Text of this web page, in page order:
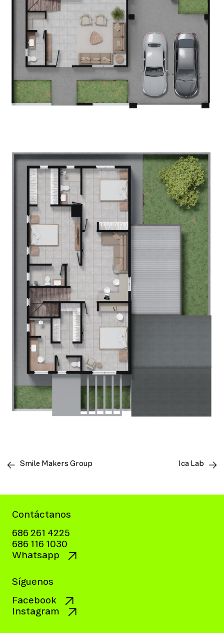
Smile Makers Group Ica Lab
Contáctanos
686 261 4225
686 116 1030
Whatsapp
Síguenos
Facebook
Instagram